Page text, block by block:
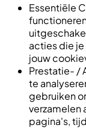
Essentiële
acties die je
jouw
Prestatie- /
te
gebruiken
verzamelen
pagina's,